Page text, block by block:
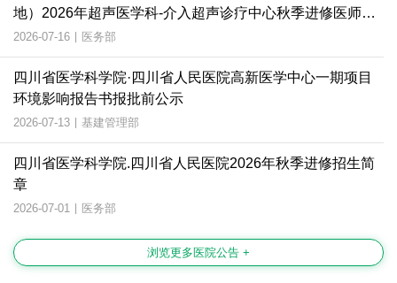
地）2026年超声医学科-介入超声诊疗中心秋季进修医师招
生简章
2026-07-16 | 医务部
四川省医学科学院·四川省人民医院高新医学中心一期项目
环境影响报告书报批前公示
2026-07-13 | 基建管理部
四川省医学科学院.四川省人民医院2026年秋季进修招生简
章
2026-07-01 | 医务部
浏览更多医院公告 +